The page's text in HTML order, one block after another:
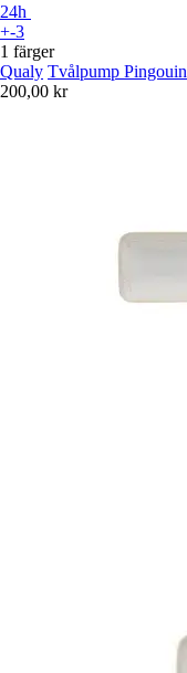
24h
+-3
1 färger
Qualy Tvålpump Pingouin
200,00 kr